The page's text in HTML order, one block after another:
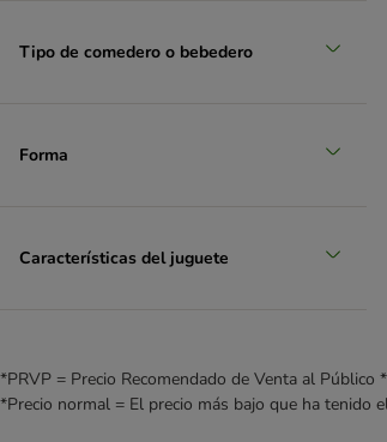
Tipo de comedero o bebedero
Forma
Características del juguete
*PRVP = Precio Recomendado de Venta al Público
*Precio normal = El precio más bajo que ha tenido